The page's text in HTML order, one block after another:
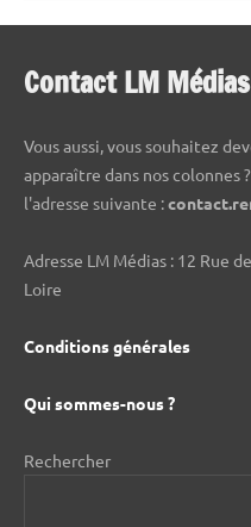
Contact LM Médias
Vous aussi, vous souhaitez
apparaître dans nos colonnes
l'adresse suivante :
Adresse LM Médias : 12 Rue
Loire
Conditions générales
Qui sommes-nous ?
Rechercher